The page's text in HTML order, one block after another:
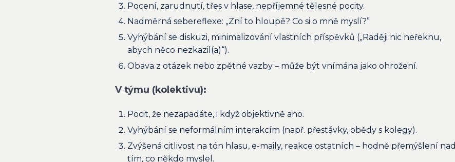
Pocení, zarudnutí, třes v hlase, nepříjemné tělesné pocity.
Nadměrná sebereflexe: „Zní to hloupě? Co si o mně myslí?”
Vyhýbání se diskuzi, minimalizování vlastních příspěvků („Raději nic neřeknu,
abych něco nezkazil(a)“).
Obava z otázek nebo zpětné vazby – může být vnímána jako ohrožení.
V týmu (kolektivu):
Pocit, že nezapadáte, i když objektivně ano.
Vyhýbání se neformálním interakcím (např. přestávky, obědy s kolegy).
Zvýšená citlivost na tón hlasu, e-maily, reakce ostatních – hodně přemýšlení nad
tím, co někdo myslel.